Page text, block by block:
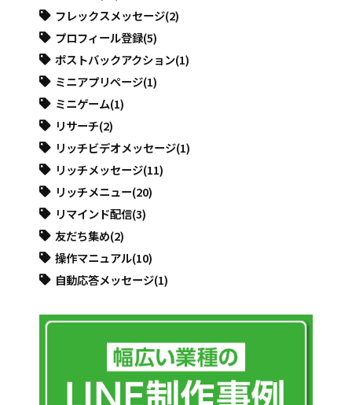
フレックスメッセージ(2)
プロフィール登録(5)
ポストバックアクション(1)
ミニアプリページ(1)
ミニゲーム(1)
リサーチ(2)
リッチビデオメッセージ(1)
リッチメッセージ(11)
リッチメニュー(20)
リマインド配信(3)
友だち集め(2)
操作マニュアル(10)
自動応答メッセージ(1)